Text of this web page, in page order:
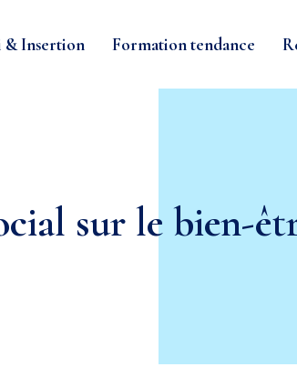
& Insertion Formation tendance
sur le bien-